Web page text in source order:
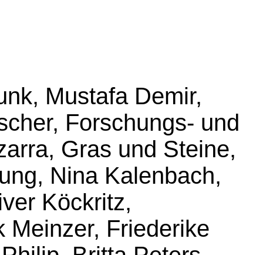
Mustafa Demir,
Forschungs- und
Gras und Steine,
Nina Kalenbach,
Köckritz,
Meinzer, Friederike